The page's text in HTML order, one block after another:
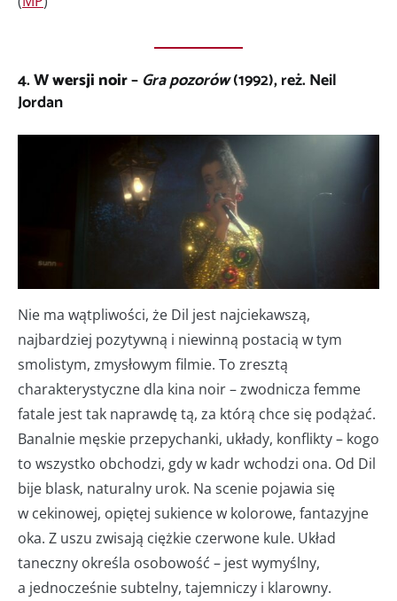
4.W wersji noir– Gra pozorów(1992), reż. Neil
Jordan
Nie ma wątpliwości, że Dil jest najciekawszą,
najbardziej pozytywną i niewinną postacią w tym
smolistym, zmysłowym filmie. To zresztą
charakterystyczne dla kina noir – zwodnicza femme
fatale jest tak naprawdę tą, za którą chce się podążać.
Banalnie męskie przepychanki, układy, konflikty – kogo
to wszystko obchodzi, gdy w kadr wchodzi ona. Od Dil
bije blask, naturalny urok. Na scenie pojawia się
w cekinowej, opiętej sukience w kolorowe, fantazyjne
oka. Z uszu zwisają ciężkie czerwone kule. Układ
taneczny określa osobowość – jest wymyślny,
a jednocześnie subtelny, tajemniczy i klarowny.